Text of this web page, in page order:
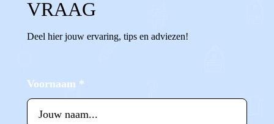
VRAAG
Deel hier jouw ervaring, tips en adviezen!
Voornaam *